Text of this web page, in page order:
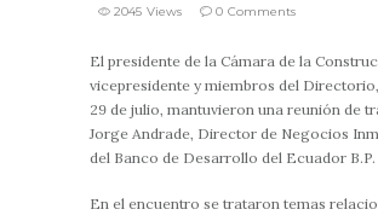
2045 Views
0 Comments
El presidente de la Cámara de la
vicepresidente y miembros del
29 de julio, mantuvieron una reunión de
Jorge Andrade, Director de Negocios
del Banco de Desarrollo del Ecuador B.P.
En el encuentro se trataron temas